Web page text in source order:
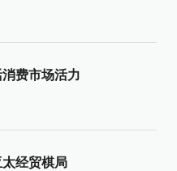
费市场活力
经贸棋局